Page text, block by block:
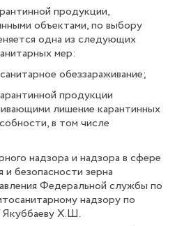
продукции,
объектами, по выбору
одна из следующих
мер:
обеззараживание;
продукции
лишение карантинных
в том числе
надзора и надзора в сфере
безопасности зерна
Федеральной службы по
надзору по
Якуббаеву Х.Ш.